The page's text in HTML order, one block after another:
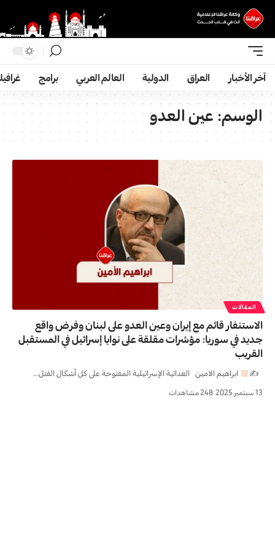
آخر الأخبار العراق الدولية العالم العربي برامج
الوسم:عين العدو
المقالات
الاستنفار قائم مع إيران وعين العدو على لبنان وفرض واقع
جديد في سوريا: مؤشرات مقلقة على نوايا إسرائيل في المستقبل
القريب
✍ ابراهیم الامین العدائية الإسرائيلية المفتوحة على كل أشكال القتل…
13 سبتمبر 2025 248 مشاهدات